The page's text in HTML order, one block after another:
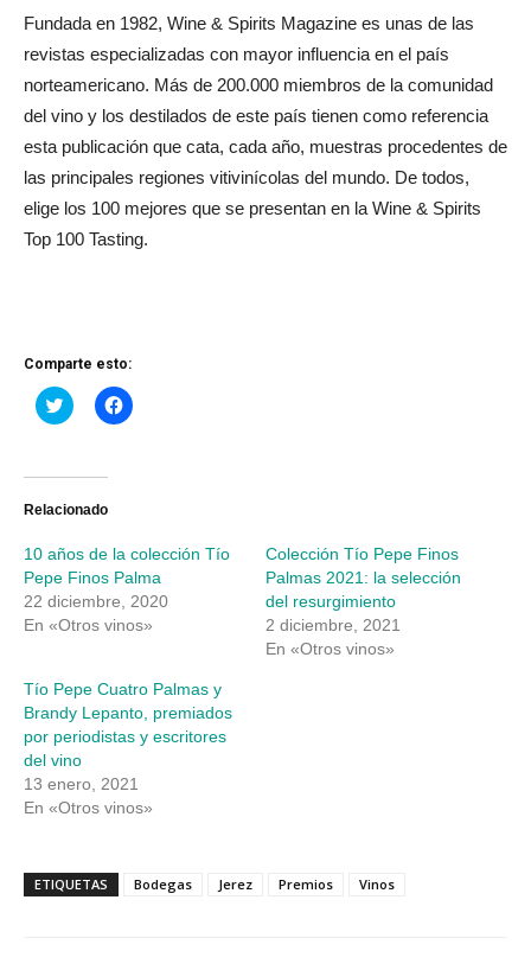
Fundada en 1982, Wine & Spirits Magazine es unas de las
revistas especializadas con mayor influencia en el país
norteamericano. Más de 200.000 miembros de la comunidad
del vino y los destilados de este país tienen como referencia
esta publicación que cata, cada año, muestras procedentes de
las principales regiones vitivinícolas del mundo. De todos,
elige los 100 mejores que se presentan en la Wine & Spirits
Top 100 Tasting.
Comparte esto:
Haz
clic
Twitter
abre
ventana
nueva)
Haz
clic
ventana
nueva)
Relacionado
10 años de la colección Tío
Pepe Finos Palma
22 diciembre, 2020
En «Otros vinos»
Colección Tío Pepe Finos
Palmas 2021: la selección
del resurgimiento
2 diciembre, 2021
En «Otros vinos»
Tío Pepe Cuatro Palmas y
Brandy Lepanto, premiados
por periodistas y escritores
del vino
13 enero, 2021
En «Otros vinos»
ETIQUETAS Bodegas Jerez Premios Vinos